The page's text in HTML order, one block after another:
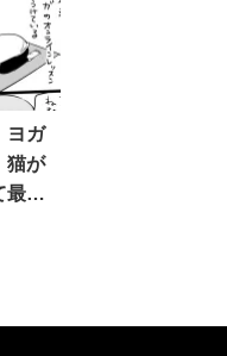
ヨガ
猫が
最後